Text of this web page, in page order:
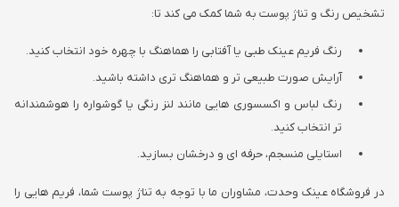
تشخیص رنگ و تناژ پوست به شما کمک می کند تا:
رنگ فریم عینک طبی یا آفتابی را هماهنگ با چهره خود انتخاب کنید.
آرایش صورت طبیعی تر و هماهنگ تری داشته باشید.
رنگ لباس و اکسسوری هایی مانند لنز رنگی یا گوشواره را هوشمندانه
تر انتخاب کنید.
استایلی منسجم، حرفه ای و درخشان بسازید.
در فروشگاه عینک وحدت، مشاوران ما با توجه به تناژ پوست شما، فریم هایی را